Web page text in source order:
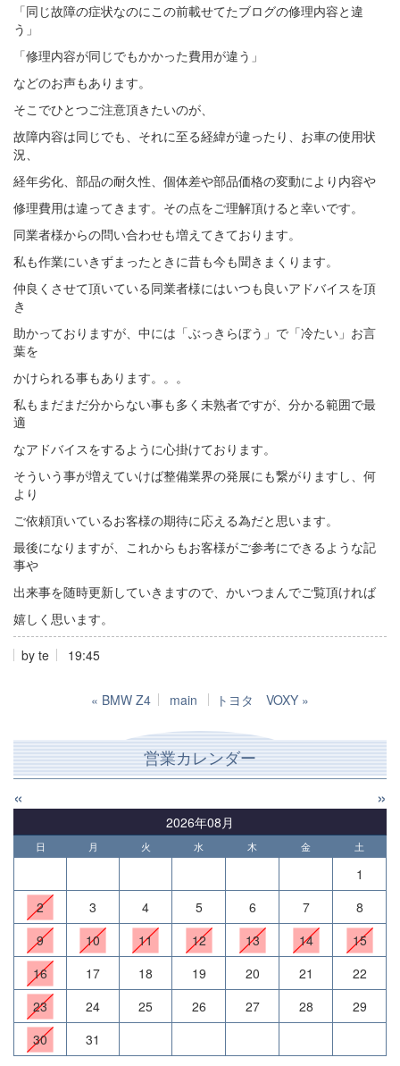
「同じ故障の症状なのにこの前載せてたブログの修理内容と違
う」
「修理内容が同じでもかかった費用が違う」
などのお声もあります。
そこでひとつご注意頂きたいのが、
故障内容は同じでも、それに至る経緯が違ったり、お車の使用状
況、
経年劣化、部品の耐久性、個体差や部品価格の変動により内容や
修理費用は違ってきます。その点をご理解頂けると幸いです。
同業者様からの問い合わせも増えてきております。
私も作業にいきずまったときに昔も今も聞きまくります。
仲良くさせて頂いている同業者様にはいつも良いアドバイスを頂
き
助かっておりますが、中には「ぶっきらぼう」で「冷たい」お言
葉を
かけられる事もあります。。。
私もまだまだ分からない事も多く未熟者ですが、分かる範囲で最
適
なアドバイスをするように心掛けております。
そういう事が増えていけば整備業界の発展にも繋がりますし、何
より
ご依頼頂いているお客様の期待に応える為だと思います。
最後になりますが、これからもお客様がご参考にできるような記
事や
出来事を随時更新していきますので、かいつまんでご覧頂ければ
嬉しく思います。
by te 19:45
« BMW Z4 main トヨタ VOXY »
営業カレンダー
« »
2026年08月
日 月 火 水 木 金 土
1
2
3 4 5 6 7
8
9
10 11 12 13 14
15
16
17 18 19 20 21
22
23
24 25 26 27 28
29
30
31